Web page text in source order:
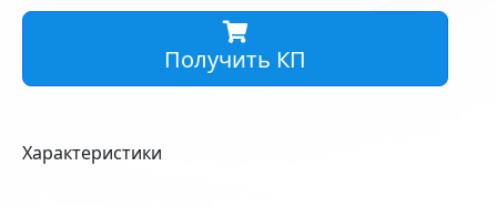
Получить КП
Характеристики